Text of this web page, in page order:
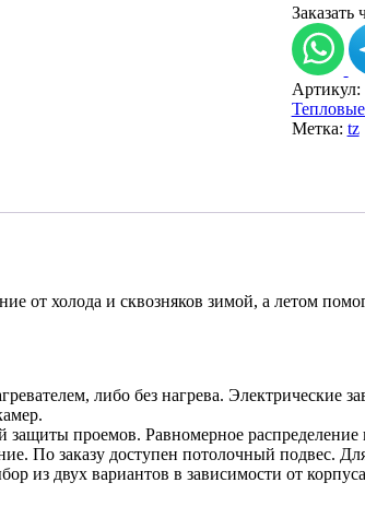
КЭВ-
Заказать
Артикул:
Тепловые
Метка: tz
от холода и сквозняков зимой, а летом
либо без нагрева.
проемов. Равномерное распределение
По заказу доступен потолочный подвес.
из двух вариантов в зависимости от